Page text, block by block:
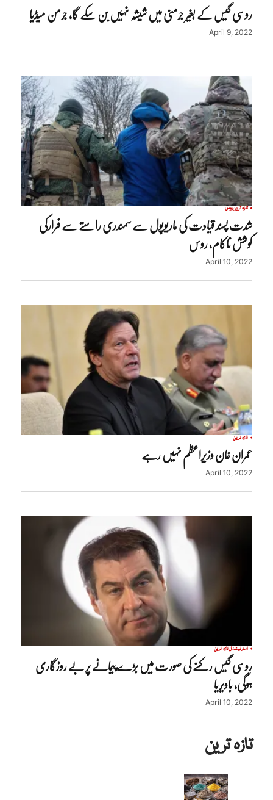
روسی گیس کے بغیر جرمنی میں شیشہ نہیں بن سکے گا، جرمن میڈیا
April 9, 2022
تازہ ترینروس
شدت پسند قیادت کی ماریوپول سے سمندری راستے سے فرارکی
کوشش ناکام، روس
April 10, 2022
تازہ ترین
عمران خان وزیراعظم نہیں رہے
April 10, 2022
انٹرنیشنلتازہ ترین
روسی گیس رکنے کی صورت میں بڑے پیمانے پر بے روزگاری
ہوگی، باویریا
April 10, 2022
تازہ ترین